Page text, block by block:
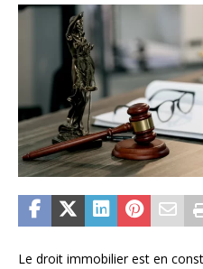
Le droit immobilier est en